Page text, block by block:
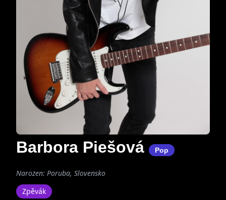
Barbora Piešová Pop
Narozen: Poruba, Slovensko
Zpěvák